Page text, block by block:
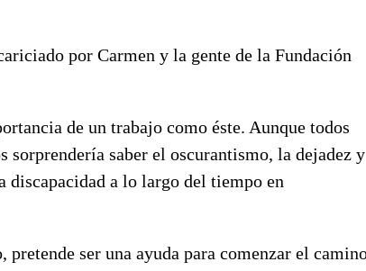
por Carmen y la gente de la Fundación
de un trabajo como éste. Aunque todos
sorprendería saber el oscurantismo, la dejadez y
discapacidad a lo largo del tiempo en
pretende ser una ayuda para comenzar el